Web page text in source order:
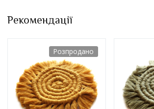
Рекомендації
Розпродано